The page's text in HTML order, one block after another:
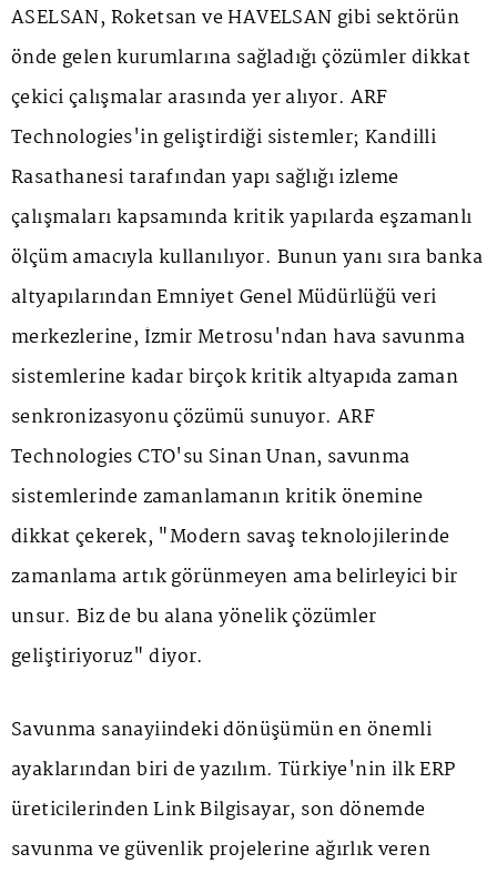
ASELSAN, Roketsan ve HAVELSAN gibi sektörün
önde gelen kurumlarına sağladığı çözümler dikkat
çekici çalışmalar arasında yer alıyor. ARF
Technologies'in geliştirdiği sistemler; Kandilli
Rasathanesi tarafından yapı sağlığı izleme
çalışmaları kapsamında kritik yapılarda eşzamanlı
ölçüm amacıyla kullanılıyor. Bunun yanı sıra banka
altyapılarından Emniyet Genel Müdürlüğü veri
merkezlerine, İzmir Metrosu'ndan hava savunma
sistemlerine kadar birçok kritik altyapıda zaman
senkronizasyonu çözümü sunuyor. ARF
Technologies CTO'su Sinan Unan, savunma
sistemlerinde zamanlamanın kritik önemine
dikkat çekerek, "Modern savaş teknolojilerinde
zamanlama artık görünmeyen ama belirleyici bir
unsur. Biz de bu alana yönelik çözümler
geliştiriyoruz" diyor.
Savunma sanayiindeki dönüşümün en önemli
ayaklarından biri de yazılım. Türkiye'nin ilk ERP
üreticilerinden Link Bilgisayar, son dönemde
savunma ve güvenlik projelerine ağırlık veren